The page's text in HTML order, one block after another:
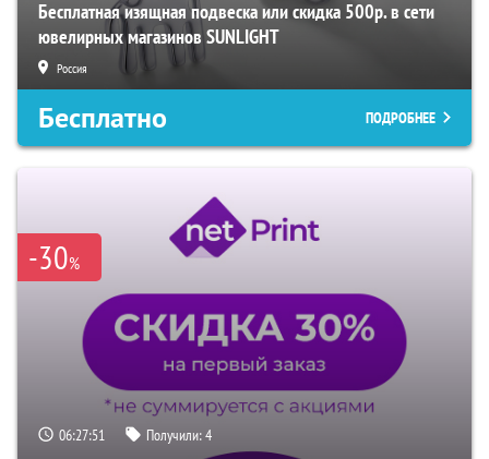
Бесплатная изящная подвеска или скидка 500р. в сети
ювелирных магазинов SUNLIGHT
Россия
Бесплатно ПОДРОБНЕЕ
-30%
06:27:51 Получили:4